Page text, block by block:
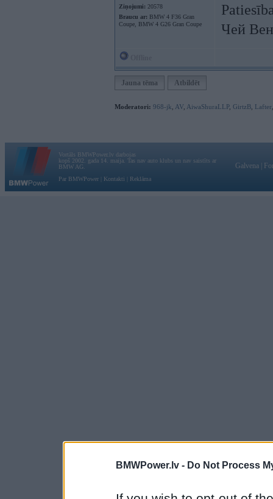
BMWPower.lv - Do Not Process
Ziņojumi: 20578
Braucu ar: BMW 4 F36 Gran
Coupe, BMW 4 G26 Gran Coupe
Чей
Jauna tēma Atbildēt
Moderatori: 968-jk AV AiwaShuraLLP, GirtzB Lafter
Vortāls BMWPower.lv darbojas
kopš 2002. gada 14. maija. Tas nav auto klubs un nav saistīts ar
BMW AG.
Par BMWPower
Kontakti Reklāma
Galvena